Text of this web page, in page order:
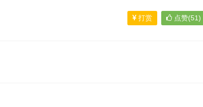
打赏 点赞(51)